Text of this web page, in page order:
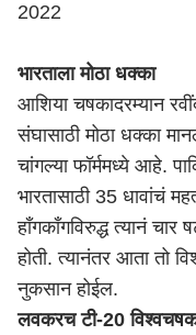
2022
भारताला मोठा धक्का
आशिया चषकादरम्यान
संघासाठी मोठा धक्का
चांगल्या फॉर्ममध्ये आहे.
भारतासाठी 35 धावांचं
हाँगकाँगविरुद्ध त्यानं
होती. त्यानंतर आता तो
नुकसान होईल.
लवकरच टी-20